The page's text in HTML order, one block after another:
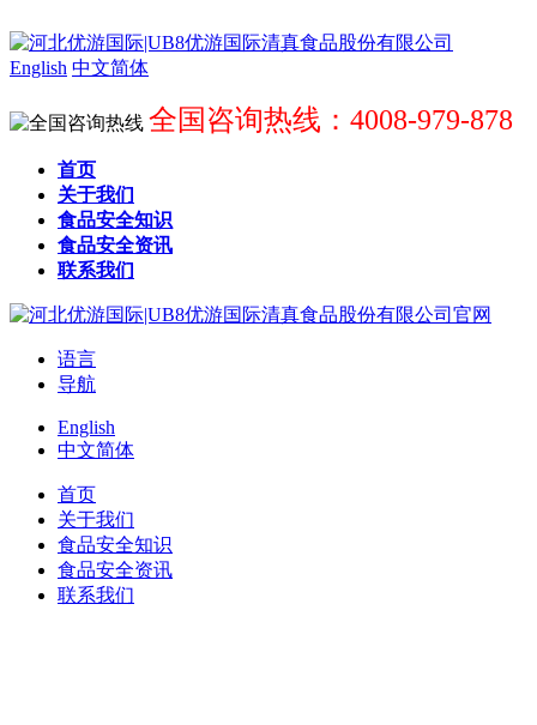
English 中文简体
全国咨询热线：4008-979-878
首页
关于我们
食品安全知识
食品安全资讯
联系我们
语言
导航
English
中文简体
首页
关于我们
食品安全知识
食品安全资讯
联系我们